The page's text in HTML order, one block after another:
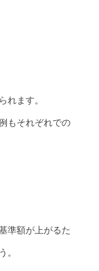
れます。
もそれぞれでの
準額が上がるた
。